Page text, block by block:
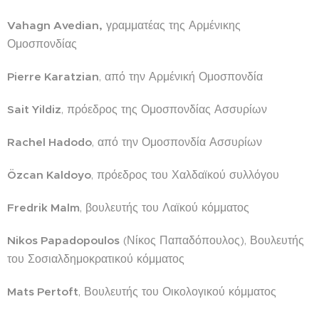
Vahagn Avedian, γραμματέας της Αρμένικης
Ομοσπονδίας
Pierre Karatzian, από την Αρμένική Ομοσπονδία
Sait Yildiz, πρόεδρος της Ομοσπονδίας Ασσυρίων
Rachel Hadodo, από την Ομοσπονδία Ασσυρίων
Özcan Kaldoyo, πρόεδρος του Χαλδαϊκού συλλόγου
Fredrik Malm, βουλευτής του Λαϊκού κόμματος
Nikos Papadopoulos (Νίκος Παπαδόπουλος), Βουλευτής
του Σοσιαλδημοκρατικού κόμματος
Mats Pertoft, Βουλευτής του Οικολογικού κόμματος